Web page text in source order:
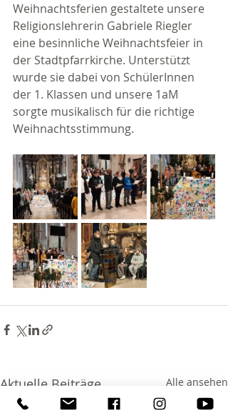
Weihnachtsferien gestaltete unsere
Religionslehrerin Gabriele Riegler
eine besinnliche Weihnachtsfeier in
der Stadtpfarrkirche. Unterstützt
wurde sie dabei von SchülerInnen
der 1. Klassen und unsere 1aM
sorgte musikalisch für die richtige
Weihnachtsstimmung.
Aktuelle Beiträge Alle ansehen